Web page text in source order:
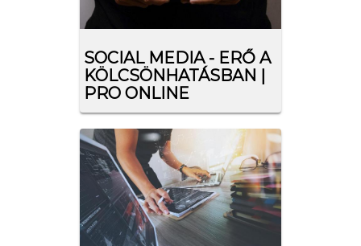
SOCIAL MEDIA - ERŐ A
KÖLCSÖNHATÁSBAN |
PRO ONLINE